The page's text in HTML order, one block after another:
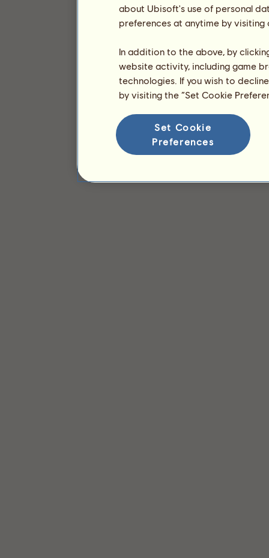
about Ubisoft's use of personal
preferences at anytime by
In addition to the above, by
website activity, including game
technologies. If you wish to
by visiting the “Set Cookie
Set Cookie
Preferences